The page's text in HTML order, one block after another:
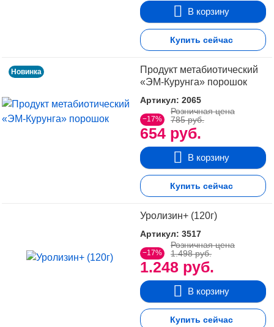
В корзину
Купить сейчас
Новинка
Продукт метабиотический
«ЭМ-Курунга» порошок
Артикул: 2065
−17%
654 руб.
Розничная цена
785 руб.
В корзину
Купить сейчас
Уролизин+ (120г)
Артикул: 3517
−17%
1.248 руб.
Розничная цена
1.498 руб.
В корзину
Купить сейчас